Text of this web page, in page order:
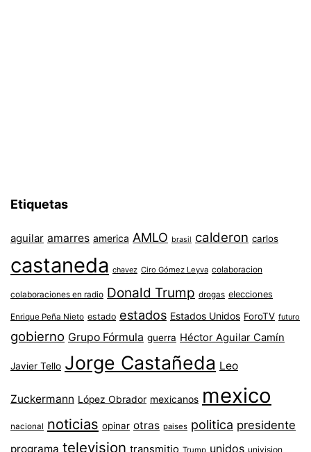
Etiquetas
aguilar amarres america AMLO brasil calderon carlos
castaneda chavez Ciro Gómez Leyva colaboracion
colaboraciones en radio Donald Trump drogas elecciones
Enrique Peña Nieto estado estados Estados Unidos ForoTV futuro
gobierno Grupo Fórmula guerra Héctor Aguilar Camín
Javier Tello Jorge Castañeda Leo
Zuckermann López Obrador mexicanos mexico
nacional noticias opinar otras paises politica presidente
programa television unidos univision